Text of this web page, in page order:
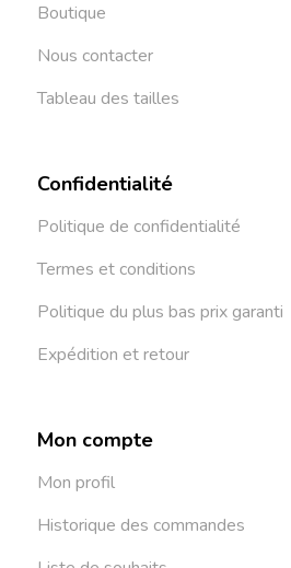
Boutique
Nous contacter
Tableau des tailles
Confidentialité
Politique de confidentialité
Termes et conditions
Politique du plus bas prix garanti
Expédition et retour
Mon compte
Mon profil
Historique des commandes